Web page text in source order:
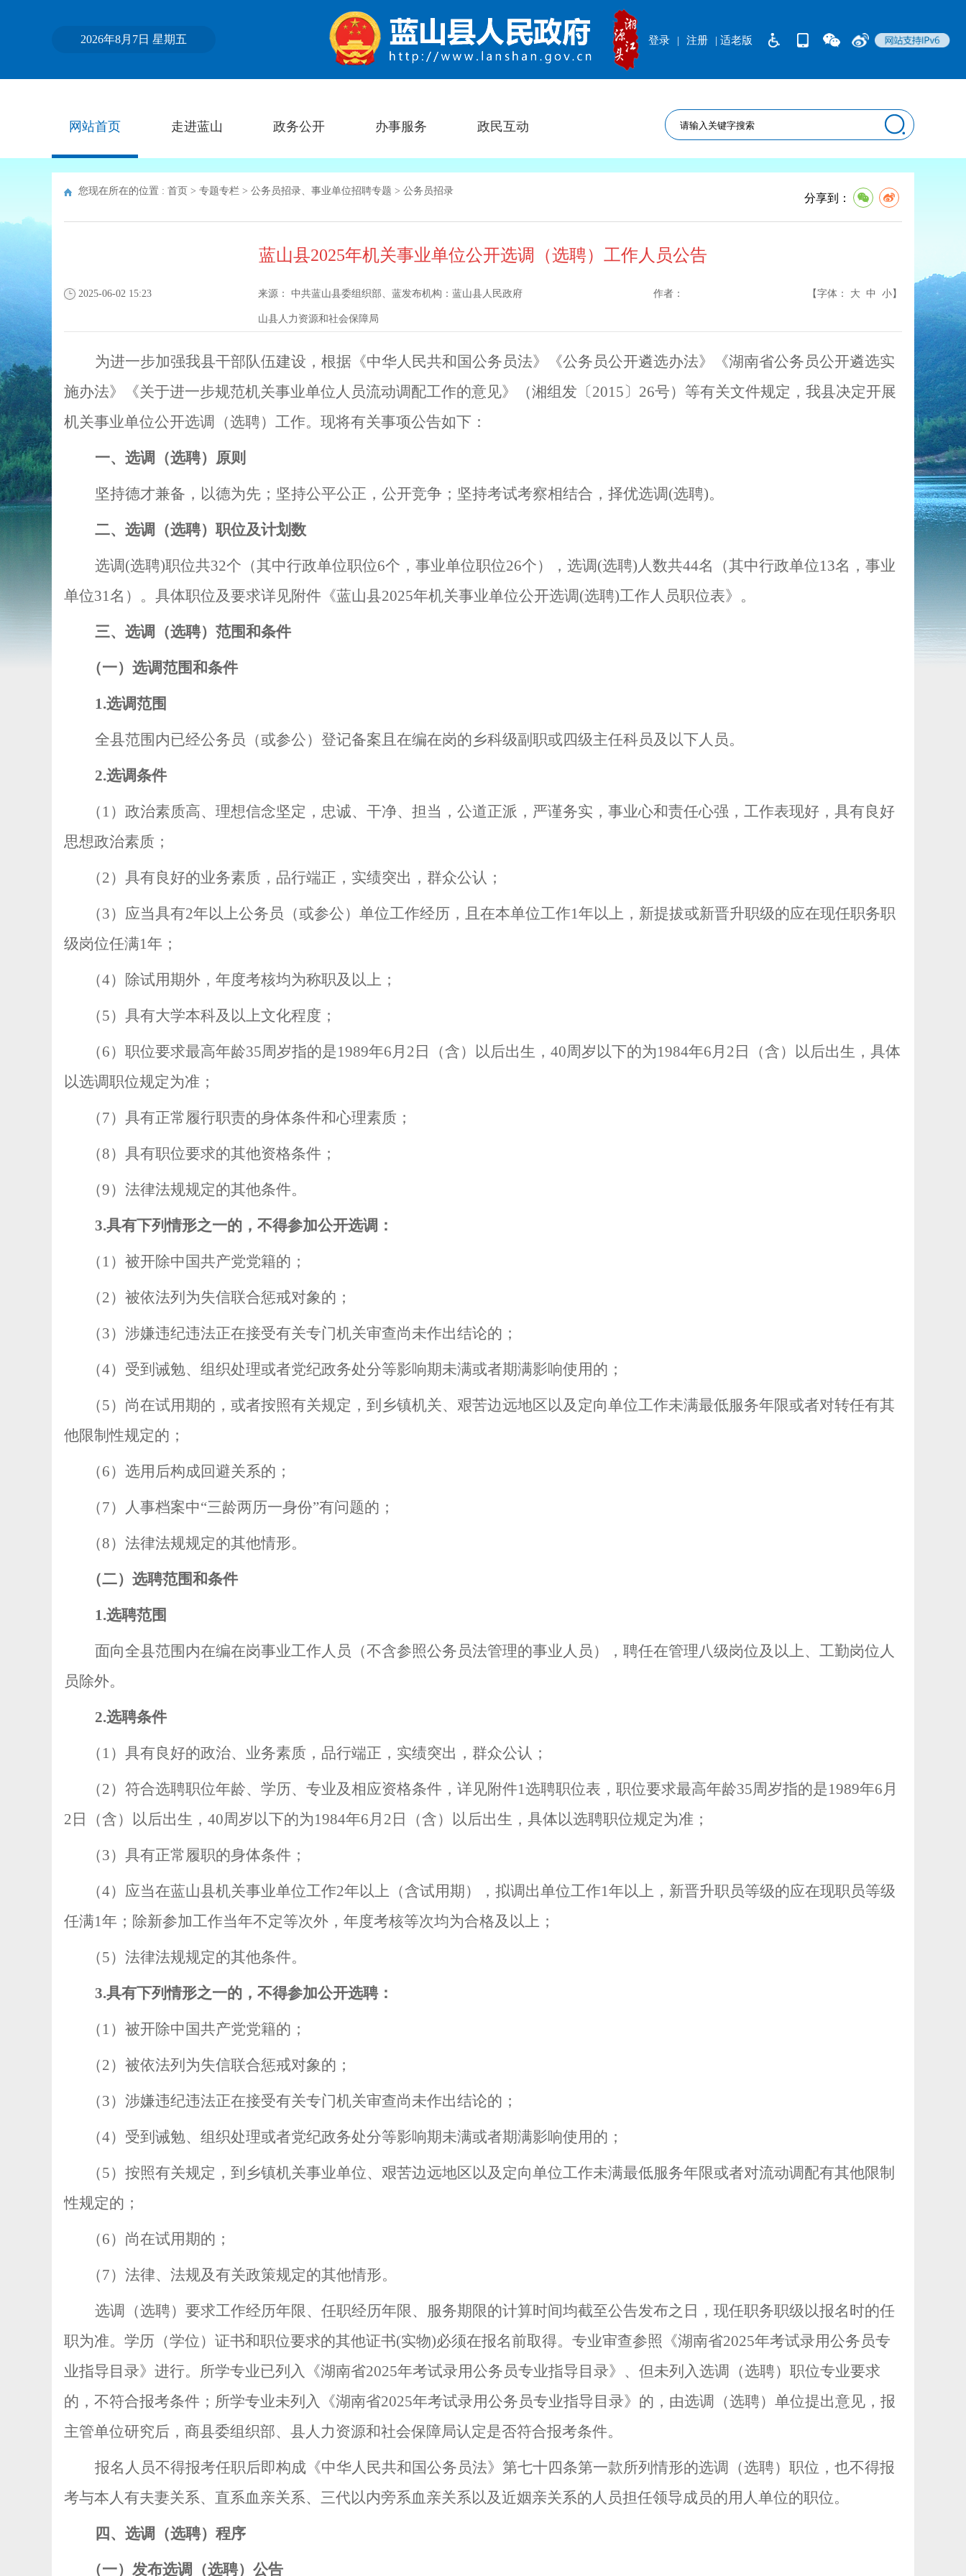
2026年8月7日 星期五 | 适老版
登录 | 注册
网站首页 走进蓝山 政务公开 办事服务 政民互动
您现在所在的位置 : 首页 > 专题专栏 > 公务员招录、事业单位招聘专题 > 公务员招录
分享到：
蓝山县2025年机关事业单位公开选调（选聘）工作人员公告
2025-06-02 15:23 来源： 中共蓝山县委组织部、蓝
山县人力资源和社会保障局
发布机构： 蓝山县人民政府 作者： 【字体： 大 中 小】
为进一步加强我县干部队伍建设，根据《中华人民共和国公务员法》《公务员公开遴选办法》《湖南省公务员公开遴选实
施办法》《关于进一步规范机关事业单位人员流动调配工作的意见》（湘组发〔2015〕 26号）等有关文件规定，我县决定开展
机关事业单位公开选调（选聘）工作。现将有关事项公告如下：
一、选调（选聘）原则
坚持德才兼备，以德为先；坚持公平公正，公开竞争；坚持考试考察相结合，择优选调(选聘)。
二、选调 （选聘） 职位及计划数
选调(选聘)职位共32个（其中行政单位职位6个，事业单位职位26个），选调(选聘)人数共44名（其中行政单位13名，事业
单位31名）。具体职位及要求详见附件《蓝山县2025年机关事业单位公开选调(选聘)工作人员职位表》。
三、选调（选聘）范围和条件
（一）选调范围和条件
1.选调范围
全县范围内已经公务员（或参公）登记备案且在编在岗的乡科级副职或四级主任科员及以下人员。
2.选调条件
（ 1 ）政治素质高、理想信念坚定，忠诚、干净、担当，公道正派，严谨务实，事业心和责任心强，工作表现好，具有良好
思想政治素质；
（2）具有良好的业务素质，品行端正，实绩突出，群众公认；
（3）应当具有2年以上公务员（或参公）单位工作经历，且在本单位工作1年以上，新提拔或新晋升职级的应在现任职务职
级岗位任满1年；
（4）除试用期外，年度考核均为称职及以上；
（5）具有大学本科及以上文化程度；
（6）职位要求最高年龄35周岁指的是1989年6月 2 日（含）以后出生， 40周岁以下的为1984年6月 2 日（含）以后出生，具体
以选调职位规定为准；
（7）具有正常履行职责的身体条件和心理素质；
（8）具有职位要求的其他资格条件；
（9）法律法规规定的其他条件。
3.具有下列情形之一的，不得参加公开选调：
（ 1 ）被开除中国共产党党籍的；
（2）被依法列为失信联合惩戒对象的；
（3）涉嫌违纪违法正在接受有关专门机关审查尚未作出结论的；
（4）受到诫勉、组织处理或者党纪政务处分等影响期未满或者期满影响使用的；
（5）尚在试用期的，或者按照有关规定，到乡镇机关、艰苦边远地区以及定向单位工作未满最低服务年限或者对转任有其
他限制性规定的；
（6）选用后构成回避关系的；
（7）人事档案中“三龄两历一身份”有问题的；
（8）法律法规规定的其他情形。
（二）选聘范围和条件
1.选聘范围
面向全县范围内在编在岗事业工作人员（不含参照公务员法管理的事业人员），聘任在管理八级岗位及以上、工勤岗位人
员除外。
2.选聘条件
（ 1 ）具有良好的政治、业务素质，品行端正，实绩突出，群众公认；
（2） 符合选聘职位年龄、学历、专业及相应资格条件，详见附件1选聘职位表， 职位要求最高年龄35周岁指的是1989年6月
2 日（含）以后出生， 40周岁以下的为1984年6月 2 日（含）以后出生，具体以选聘职位规定为准 ；
（3）具有正常履职的身体条件；
（4） 应当在蓝山县机关事业单位工作2年以上（含试用期）， 拟调出单位工作1年以上， 新晋升职员等级的应在现职员等级
任满1年；除新参加工作当年不定等次外，年度考核等次均为合格及以上；
（5） 法律法规规定的其他条件。
3.具有下列情形之一的，不得参加公开选聘：
（ 1 ）被开除中国共产党党籍的；
（2）被依法列为失信联合惩戒对象的；
（3）涉嫌违纪违法正在接受有关专门机关审查尚未作出结论的；
（4）受到诫勉、组织处理或者党纪政务处分等影响期未满或者期满影响使用的；
（5）按照有关规定，到乡镇机关事业单位、 艰苦边远地区以及 定向单位工作未满最低服务年限或者对流动调配有其他限制
性规定的；
（6）尚在试用期的；
（7）法律、法规及有关政策规定的其他情形。
选调（选聘）要求工作经历年限、任职经历年限、服务期限的计算时间均截至公告发布之日，现任职务职级以报名时的任
职为准。学历（学位）证书和职位要求的其他证书(实物)必须在报名前取得。专业审查参照《湖南省2025年考试录用公务员专
业指导目录》进行。所学专业已列入《湖南省2025年考试录用公务员专业指导目录》、但未列入选调（选聘）职位专业要求
的，不符合报考条件；所学专业未列入《湖南省2025年考试录用公务员专业指导目录》的，由选调（选聘）单位提出意见，报
主管单位研究后，商县委组织部、县人力资源和社会保障局认定是否符合报考条件。
报名人员不得报考任职后即构成《中华人民共和国公务员法》第七十四条第一款所列情形的选调（选聘）职位，也不得报
考与本人有夫妻关系、直系血亲关系、三代以内旁系血亲关系以及近姻亲关系的人员担任领导成员的用人单位的职位。
四、选调（选聘）程序
（一）发布选调（选聘）公告